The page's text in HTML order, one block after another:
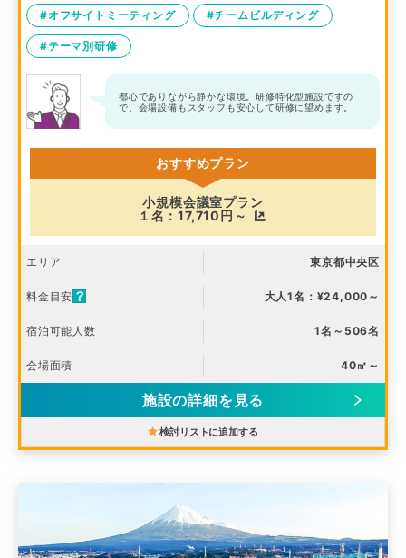
#オフサイトミーティング #チームビルディング
#テーマ別研修
都心でありながら静かな環境。研修特化型施設ですの
で、会場設備もスタッフも安心して研修に望めます。
おすすめプラン
小規模会議室プラン
１名：17,710円～
エリア 東京都中央区
料金目安 大人1名：¥24,000～
宿泊可能人数 1名～506名
会場面積 40㎡～
施設の詳細を見る
検討リストに追加する